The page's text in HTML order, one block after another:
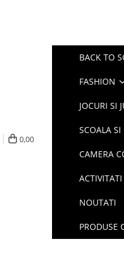
0,00
BACK TO
FASHION
JOCURI SI
SCOALA
CAMERA
NOUTATI
PRODUSE